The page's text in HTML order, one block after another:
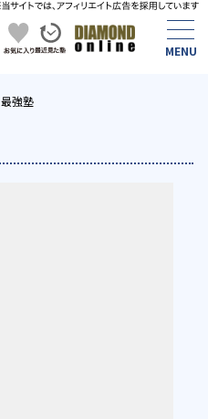
最強塾